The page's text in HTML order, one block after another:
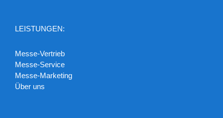
LEISTUNGEN:
Messe-Vertrieb
Messe-Service
Messe-Marketing
Über uns